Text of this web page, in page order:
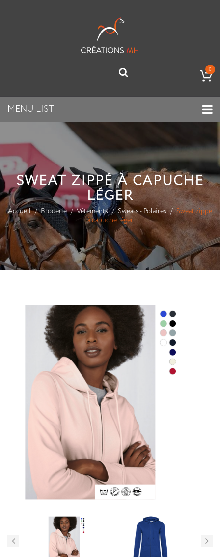
0
MENU LIST
SWEAT ZIPPÉ À CAPUCHE
LÉGER
Accueil Broderie Vêtements Sweats - Polaires
Sweat zippé
à capuche léger